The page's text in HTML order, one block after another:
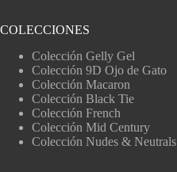
COLECCIONES
Colección Gelly Gel
Colección 9D Ojo de Gato
Colección Macaron
Colección Black Tie
Colección French
Colección Mid Century
Colección Nudes & Neutrals